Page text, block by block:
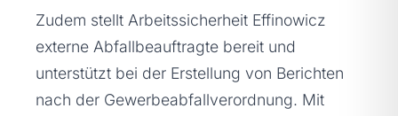
Zudem stellt Arbeitssicherheit Effinowicz
externe Abfallbeauftragte bereit und
unterstützt bei der Erstellung von Berichten
nach der Gewerbeabfallverordnung. Mit